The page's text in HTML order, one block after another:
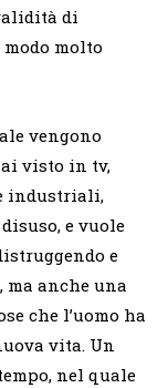
di
molto
vengono
visto in tv,
industriali,
e vuole
e
ma anche una
che l’uomo ha
vita. Un
nel quale